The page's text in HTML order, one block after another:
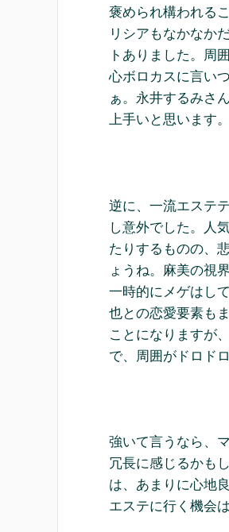
褒められ構われる
リシアもなかなか
トありました。周
心ボロカスに言い
ぁ。永井するみさ
上手いと思います。
逆に、一流エステ
し意外でした。人
たりするものの、
ょうね。麻美の視
一時的にメゲはし
也との恋愛要素も
ことになりますが
で、周囲がドロド
強いて言うなら、
冗長に感じるかも
は、あまりに心地
エステに行く機会